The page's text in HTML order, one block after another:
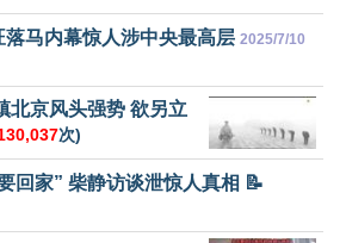
马内幕惊人涉中央最高层 2025/7/10
北京风头强势 欲另立
次)
回家” 柴静访谈泄惊人真相 📝